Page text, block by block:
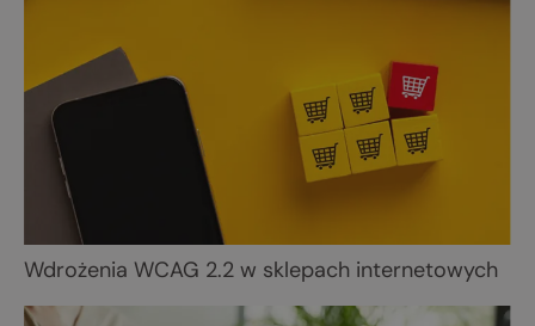
Wdrożenia WCAG 2.2 w sklepach internetowych